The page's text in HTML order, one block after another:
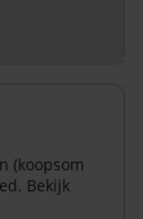
(koopsom
Bekijk